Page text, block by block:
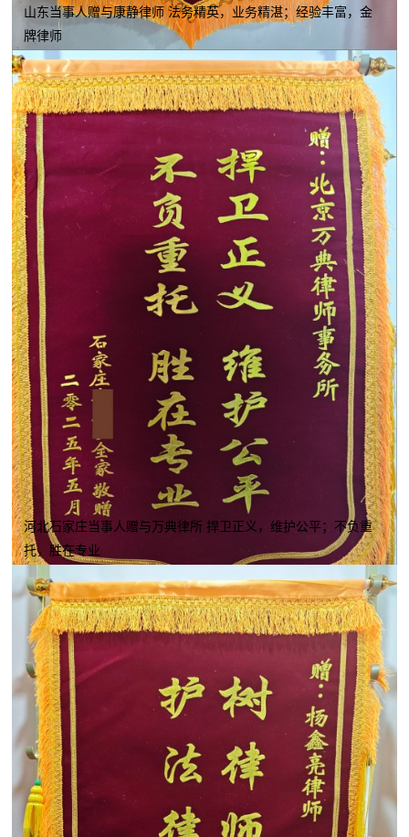
山东当事人赠与康静律师 法务精英，业务精湛；经验丰富，金
牌律师
河北石家庄当事人赠与万典律所 捍卫正义，维护公平；不负重
托，胜在专业